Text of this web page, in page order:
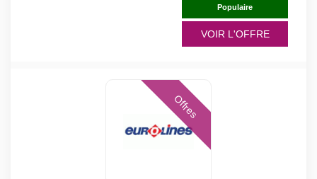
Populaire
VOIR L'OFFRE
Offres